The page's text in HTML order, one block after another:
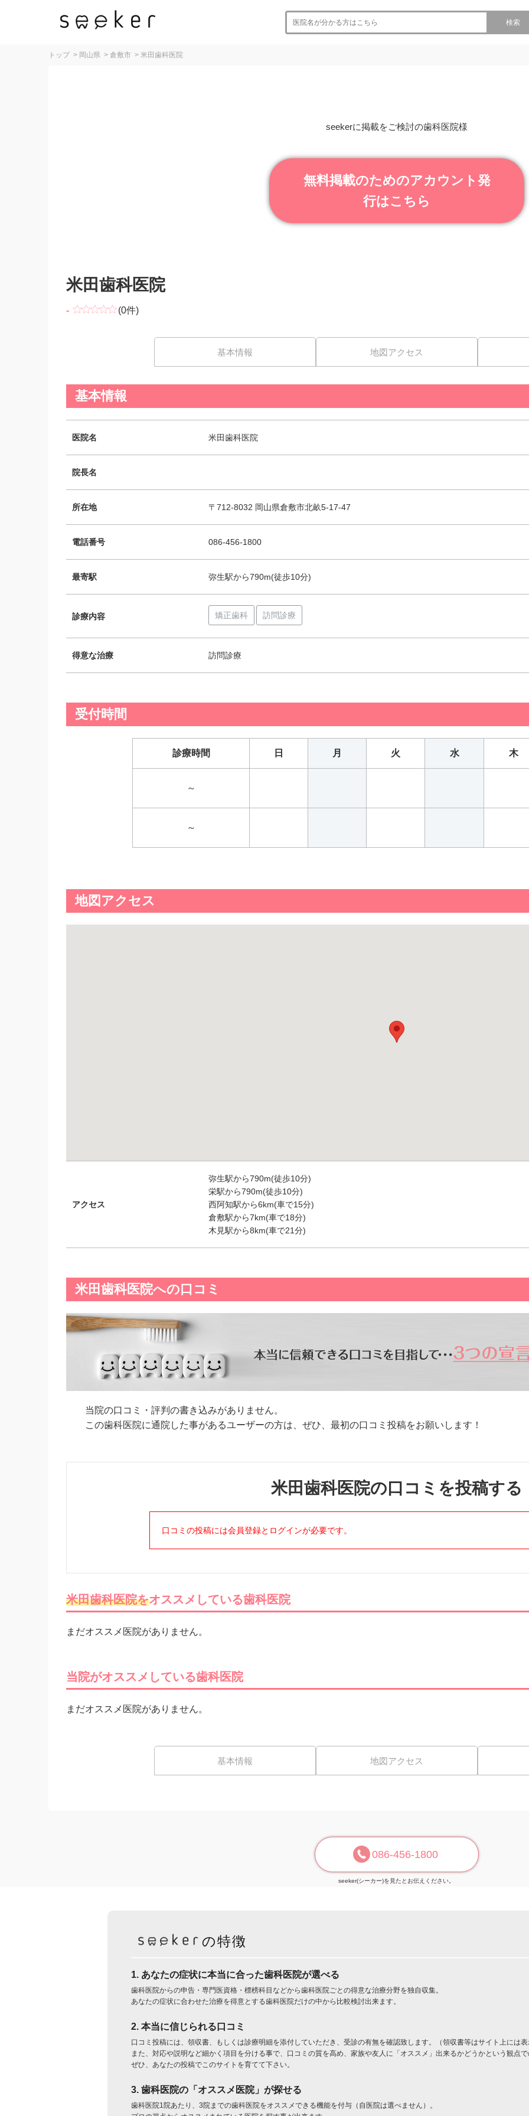
検索
トップ > 岡山県 > 倉敷市 > 米田歯科医院
seekerに掲載をご検討の歯科医院様
無料掲載のためのアカウント発
行はこちら
米田歯科医院
- (0件)
基本情報 地図アクセス
基本情報
医院名 米田歯科医院
院長名
所在地 〒712-8032 岡山県倉敷市北畝5-17-47
電話番号 086-456-1800
最寄駅 弥生駅から790m(徒歩10分)
診療内容 矯正歯科 訪問診療
得意な治療 訪問診療
受付時間
診療時間 日 月 火 水 木
～
～
地図アクセス
アクセス
弥生駅から790m(徒歩10分)
栄駅から790m(徒歩10分)
西阿知駅から6km(車で15分)
倉敷駅から7km(車で18分)
木見駅から8km(車で21分)
米田歯科医院への口コミ
当院の口コミ・評判の書き込みがありません。
この歯科医院に通院した事があるユーザーの方は、ぜひ、最初の口コミ投稿をお願いします！
米田歯科医院の口コミを投稿する
口コミの投稿には会員登録とログインが必要です。
米田歯科医院をオススメしている歯科医院
まだオススメ医院がありません。
当院がオススメしている歯科医院
まだオススメ医院がありません。
基本情報 地図アクセス
086-456-1800
seeker(シーカー)を見たとお伝えください。
の特徴
1. あなたの症状に本当に合った歯科医院が選べる
歯科医院からの申告・専門医資格・標榜科目などから歯科医院ごとの得意な治療分野を独自収集。
あなたの症状に合わせた治療を得意とする歯科医院だけの中から比較検討出来ます。
2. 本当に信じられる口コミ
口コミ投稿には、領収書、もしくは診療明細を添付していただき、受診の有無を確認致します。（領収書等はサイト上には
また、対応や説明など細かく項目を分ける事で、口コミの質を高め、家族や友人に「オススメ」出来るかどうかという観点
ぜひ、あなたの投稿でこのサイトを育てて下さい。
3. 歯科医院の「オススメ医院」が探せる
歯科医院1院あたり、3院までの歯科医院をオススメできる機能を付与（自医院は選べません）。